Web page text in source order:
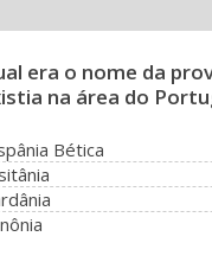
era o nome da
na área do
Bética